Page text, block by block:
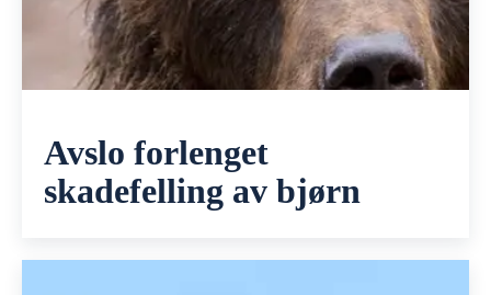
Avslo forlenget
skadefelling av bjørn